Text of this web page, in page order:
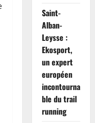
Saint-
Alban-
Leysse :
Ekosport,
un expert
européen
incontourna
ble du trail
running